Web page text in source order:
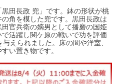
田長政 兜」です。鉢の形状が桃
角を模した兜です。黒田長政は
官兵衛の嫡男として播磨の国姫
活躍し関ケ原の戦いで功を評価
えられました。床の間や洋室、
い置き物です。